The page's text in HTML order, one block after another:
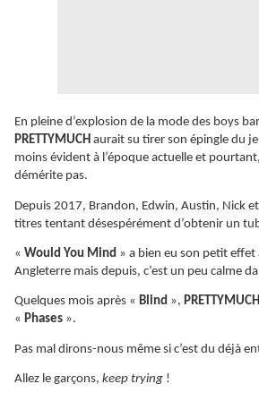
En pleine d’explosion de la mode des boys
PRETTYMUCH aurait su tirer son épingle du
moins évident à l’époque actuelle et
démérite pas.
Depuis 2017, Brandon, Edwin, Austin, Nick
titres tentant désespérément d’obtenir un
« Would You Mind » a bien eu son petit effet
Angleterre mais depuis, c’est un peu calme
Quelques mois après « Blind », PRETTYMUCH
« Phases ».
Pas mal dirons-nous même si c’est du déjà
Allez le garçons, keep trying !